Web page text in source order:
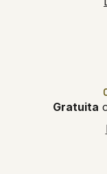
Gratuita